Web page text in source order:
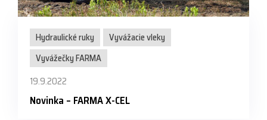
Hydraulické ruky
Vyvážacie vleky
Vyvážečky FARMA
19.9.2022
Novinka – FARMA X-CEL